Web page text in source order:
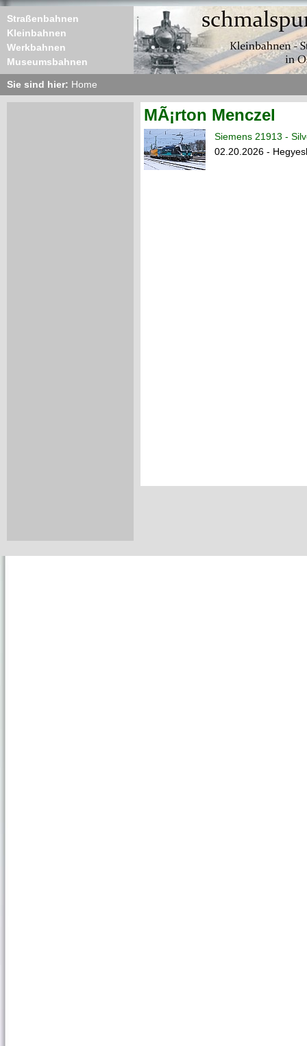
Straßenbahnen
Kleinbahnen
Werkbahnen
Museumsbahnen
Sie sind hier: Home
MÃ¡rton Menczel
Siemens 21913 -
02.20.2026 -